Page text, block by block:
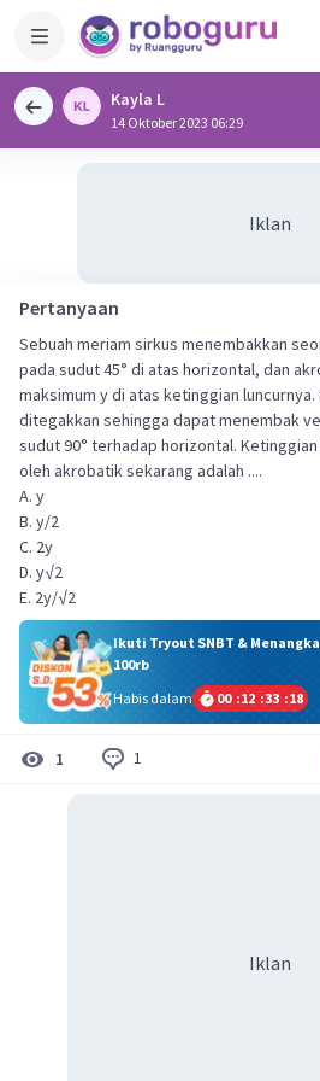
Kayla L
14 Oktober 2023 06:29
Iklan
Pertanyaan
Sebuah meriam sirkus menembakkan
pada sudut 45° di atas horizontal, dan
maksimum y di atas ketinggian luncurnya.
ditegakkan sehingga dapat menembak
sudut 90° terhadap horizontal.
oleh akrobatik sekarang adalah ....
A. y
B. y/2
C. 2y
D. y√2
E. 2y/√2
Ikuti Tryout SNBT &
100rb
Habis dalam
00 :12 :33 :18
1 1
Iklan